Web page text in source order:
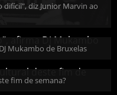
diz Junior Marvin ao
Mukambo de Bruxelas
fim de semana?